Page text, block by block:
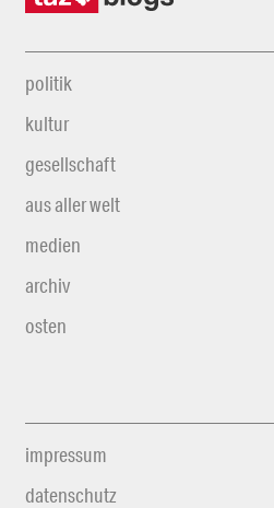
politik
kultur
gesellschaft
aus aller welt
medien
archiv
osten
impressum
datenschutz